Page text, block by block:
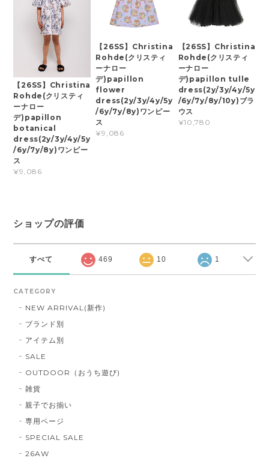
【26SS】Christina
Rohde(クリスティ
ーナロー
デ)papillon
botanical
dress(2y/3y/4y/5y
/6y/7y/8y)ワンピー
ス
¥9,086
【26SS】Christina
Rohde(クリスティ
ーナロー
デ)papillon
flower
dress(2y/3y/4y/5y
/6y/7y/8y)ワンピー
ス
¥9,086
【26SS】Christina
Rohde(クリスティ
ーナロー
デ)papillon tulle
dress(2y/3y/4y/5y
/6y/7y/8y/10y)ブラ
ウス
¥10,780
ショップの評価
すべて 469 10 1
CATEGORY
NEW ARRIVAL(新作)
ブランド別
アイテム別
SALE
OUTDOOR（おうち遊び)
雑貨
親子でお揃い
専用ページ
SPECIAL SALE
26AW